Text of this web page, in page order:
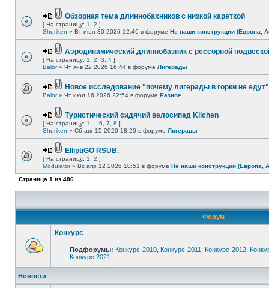
Обзорная тема длиннобахников с низкой кареткой
[ На страницу: 1 2 ]
Shuriken » Вт июн 30 2026 12:46 в форуме Не наши конструкции (Европа,
Аэродинамический длиннобазник с рессорной
[ На страницу: 1 2 3 4 ]
Balor» Чт янв 22 2026 16:44 в форуме Лигерады
Новое исследование "почему лигерады в горки не
Balor» Чт июл 16 2026 22:54 в форуме Разное
Туристический сидячий велосипед Klichen
[ На страницу: 1 6 7 8 ]
Shuriken » Сб авг 15 2020 18:20 в форуме Лигерады
ElliptiGO RSUB.
[ На страницу: 1 2 ]
Modulator» Вс апр 12 2026 10:51 в форуме Не наши конструкции (Европа,
Страница 1 из 486
Форум
Конкурс
Подфорумы: Конкурс-2010 Конкурс-2011 Конкурс-2012
Конкурс 2021
Новости